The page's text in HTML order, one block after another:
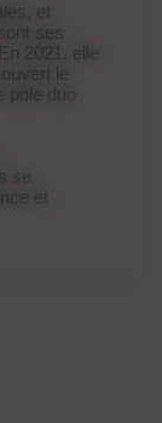
et
ses
2021, elle
le
pole duo
se
et